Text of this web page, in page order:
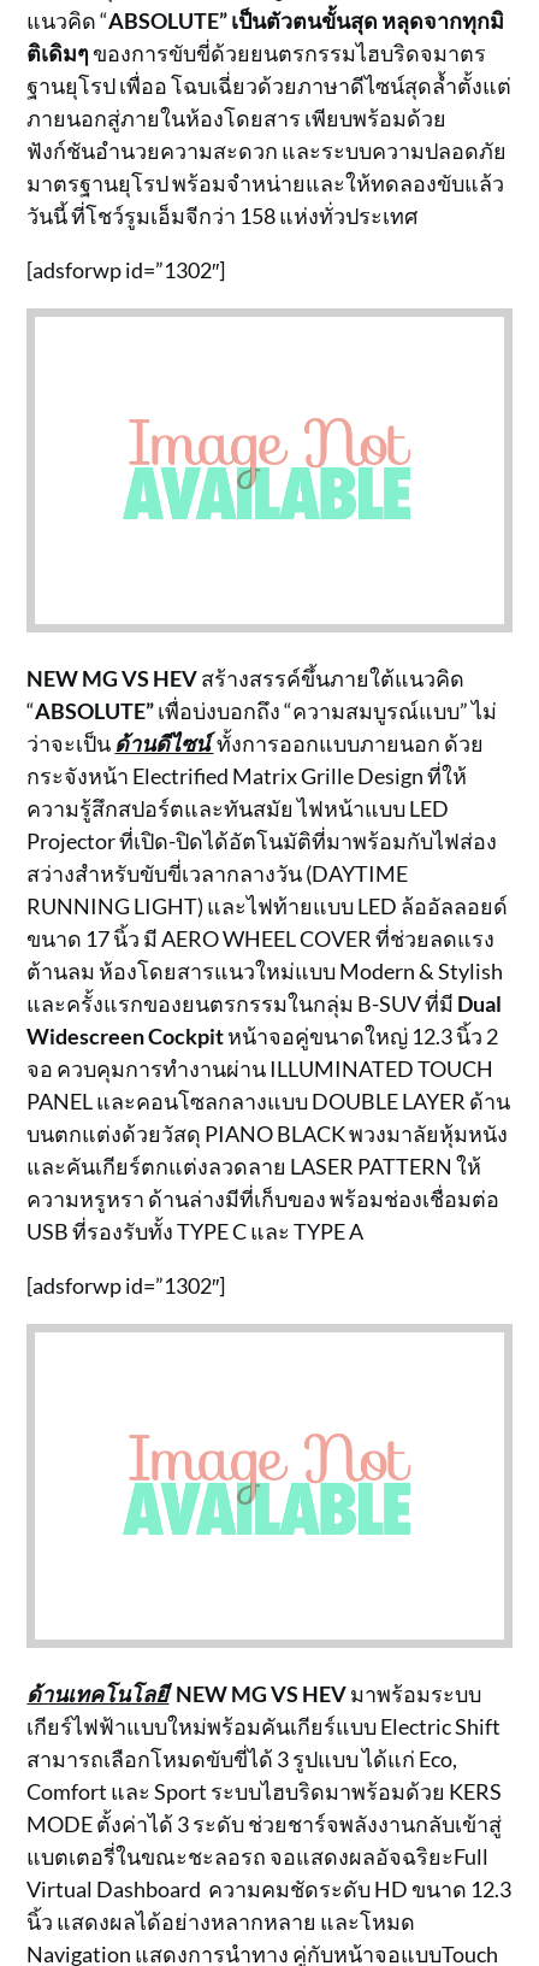
แนวคิด “ABSOLUTE”เป็นตัวตนขั้นสุด หลุดจากทุกมิ
ติเดิมๆ ของการขับขี่ด้วยยนตรกรรมไฮบริดจมาตร
ฐานยุโรป เพื่ออ โฉบเฉี่ยวด้วยภาษาดีไซน์สุดล้ำตั้งแต่
ภายนอกสู่ภายในห้องโดยสาร เพียบพร้อมด้วย
ฟังก์ชันอำนวยความสะดวก และระบบความปลอดภัย
มาตรฐานยุโรป พร้อมจำหน่ายและให้ทดลองขับแล้ว
วันนี้ ที่โชว์รูมเอ็มจีกว่า 158 แห่งทั่วประเทศ
[adsforwp id=”1302″]
NEW MG VS HEVสร้างสรรค์ขึ้นภายใต้แนวคิด
“ABSOLUTE”เพื่อบ่งบอกถึง “ความสมบูรณ์แบบ” ไม่
ว่าจะเป็น ด้านดีไซน์ทั้งการออกแบบภายนอก ด้วย
กระจังหน้า Electrified Matrix Grille Design ที่ให้
ความรู้สึกสปอร์ตและทันสมัย ไฟหน้าแบบ LED
Projector ที่เปิด-ปิดได้อัตโนมัติที่มาพร้อมกับไฟส่อง
สว่างสำหรับขับขี่เวลากลางวัน (DAYTIME
RUNNING LIGHT) และไฟท้ายแบบ LED ล้ออัลลอยด์
ขนาด 17 นิ้ว มี AERO WHEEL COVER ที่ช่วยลดแรง
ต้านลม ห้องโดยสารแนวใหม่แบบ Modern & Stylish
และครั้งแรกของยนตรกรรมในกลุ่ม B-SUV ที่มี Dual
Widescreen Cockpitหน้าจอคู่ขนาดใหญ่ 12.3 นิ้ว 2
จอ ควบคุมการทำงานผ่าน ILLUMINATED TOUCH
PANEL และคอนโซลกลางแบบ DOUBLE LAYER ด้าน
บนตกแต่งด้วยวัสดุ PIANO BLACK พวงมาลัยหุ้มหนัง
และคันเกียร์ตกแต่งลวดลาย LASER PATTERN ให้
ความหรูหรา ด้านล่างมีที่เก็บของ พร้อมช่องเชื่อมต่อ
USB ที่รองรับทั้ง TYPE C และ TYPE A
[adsforwp id=”1302″]
ด้านเทคโนโลยี NEW MG VS HEVมาพร้อมระบบ
เกียร์ไฟฟ้าแบบใหม่พร้อมคันเกียร์แบบ Electric Shift
สามารถเลือกโหมดขับขี่ได้ 3 รูปแบบ ได้แก่ Eco,
Comfort และ Sport ระบบไฮบริดมาพร้อมด้วย KERS
MODE ตั้งค่าได้ 3 ระดับ ช่วยชาร์จพลังงานกลับเข้าสู่
แบตเตอรี่ในขณะชะลอรถ จอแสดงผลอัจฉริยะFull
Virtual Dashboard ความคมชัดระดับ HD ขนาด 12.3
นิ้ว แสดงผลได้อย่างหลากหลาย และโหมด
Navigation แสดงการนำทาง คู่กับหน้าจอแบบTouch